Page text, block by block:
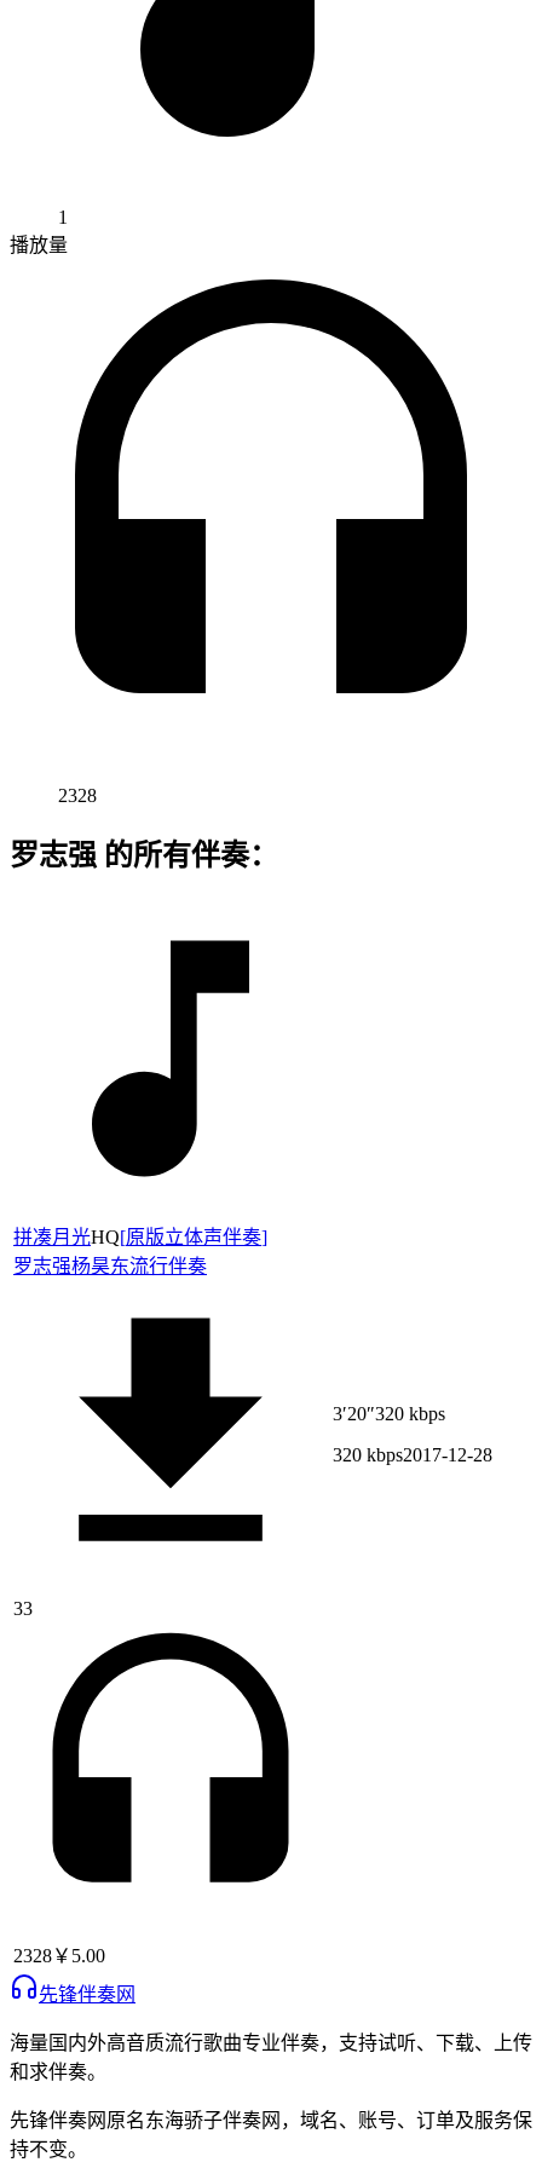
1
播放量
2328
罗志强 的所有伴奏：
拼凑月光HQ[原版立体声伴奏]
罗志强杨昊东流行伴奏
33
2328￥5.00
3′20″320 kbps
320 kbps2017-12-28
先锋伴奏网
海量国内外高音质流行歌曲专业伴奏，支持试听、下载、上传
和求伴奏。
先锋伴奏网 原名东海骄子伴奏网 ，域名、账号、订单及服务保
持不变。